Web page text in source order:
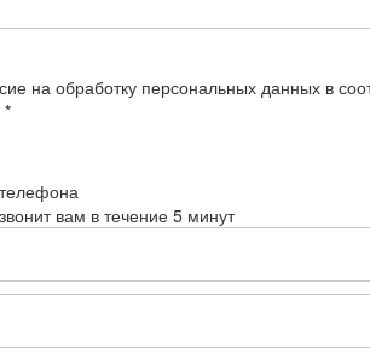
на обработку персональных данных в
*
вам в течение 5 минут